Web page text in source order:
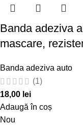
Banda adeziva
mascare,
Banda adeziva auto
(1)
18,00 lei
Adaugă în coș
Nou